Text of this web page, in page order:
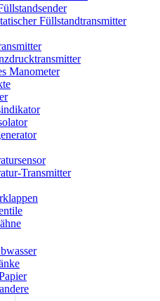
Füllstandtransmitter
Manometer
Transmitter